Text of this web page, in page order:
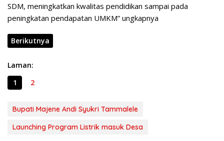
SDM, meningkatkan kwalitas pendidikan sampai pada
peningkatan pendapatan UMKM” ungkapnya
Berikutnya
Laman:
1
2
Bupati Majene Andi Syukri Tammalele
Launching Program Listrik masuk Desa